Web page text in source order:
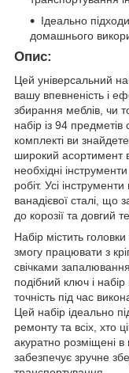
Ідеально
домашнього
Опис:
Цей універсальний
вашу впевненість і
збирання меблів, чи
набір із 94
комплекті ви
широкий асортимент
необхідні
робіт. Усі
ванадієвої сталі, що
до корозії та довгий
Набір містить
змогу працювати з
свічками
подібний ключ і
точність під час
Цей набір ідеально
ремонту та всіх, хто
акуратно розміщені
забезпечує зручне